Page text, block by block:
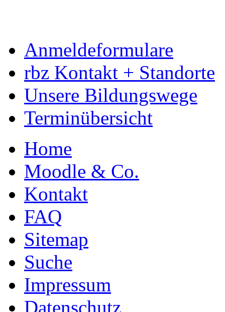
Anmeldeformulare
rbz Kontakt + Standorte
Unsere Bildungswege
Terminübersicht
Home
Moodle & Co.
Kontakt
FAQ
Sitemap
Suche
Impressum
Datenschutz